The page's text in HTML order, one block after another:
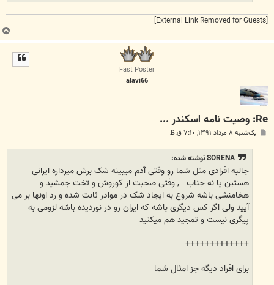
[External Link Removed for Guests]
Fast Poster
alavi66
Re: وصیت نامه اسکندر ...
یک‌شنبه ۸ مرداد ۱۳۹۱, ۷:۱۰ ق.ظ
SORENA نوشته شده:
جالبه افرادی مثل شما رو وقتی آدم میبینه شک برش میرداره ایرانی
هستین یا نه جناب , وفتی صحبت از کوروش و تخت جمشید و
هخامنشی باشه شروع به ایجاد شک در موادر ثابت شده و رد اونها بر می
آیید ولی اگر کس دیگری باشه که ایران رو در نوردیده باشه لزومی به
پیگری نیست و تمجید هم میکنید
+++++++++++++
برای افراد دیگه جز امثال شما